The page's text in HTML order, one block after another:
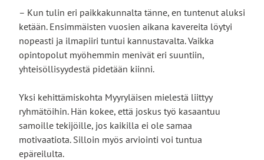
– Kun tulin eri paikkakunnalta tänne, en tuntenut aluksi
ketään. Ensimmäisten vuosien aikana kavereita löytyi
nopeasti ja ilmapiiri tuntui kannustavalta. Vaikka
opintopolut myöhemmin menivät eri suuntiin,
yhteisöllisyydestä pidetään kiinni.
Yksi kehittämiskohta Myyryläisen mielestä liittyy
ryhmätöihin. Hän kokee, että joskus työ kasaantuu
samoille tekijöille, jos kaikilla ei ole samaa
motivaatiota. Silloin myös arviointi voi tuntua
epäreilulta.